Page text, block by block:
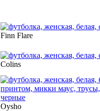
Finn Flare
Colins
Oysho